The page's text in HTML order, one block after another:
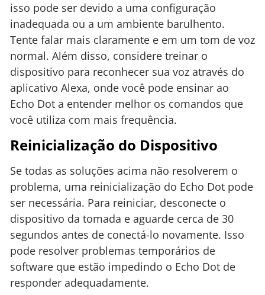
isso pode ser devido a uma configuração
inadequada ou a um ambiente barulhento.
Tente falar mais claramente e em um tom de voz
normal. Além disso, considere treinar o
dispositivo para reconhecer sua voz através do
aplicativo Alexa, onde você pode ensinar ao
Echo Dot a entender melhor os comandos que
você utiliza com mais frequência.
Reinicialização do Dispositivo
Se todas as soluções acima não resolverem o
problema, uma reinicialização do Echo Dot pode
ser necessária. Para reiniciar, desconecte o
dispositivo da tomada e aguarde cerca de 30
segundos antes de conectá-lo novamente. Isso
pode resolver problemas temporários de
software que estão impedindo o Echo Dot de
responder adequadamente.